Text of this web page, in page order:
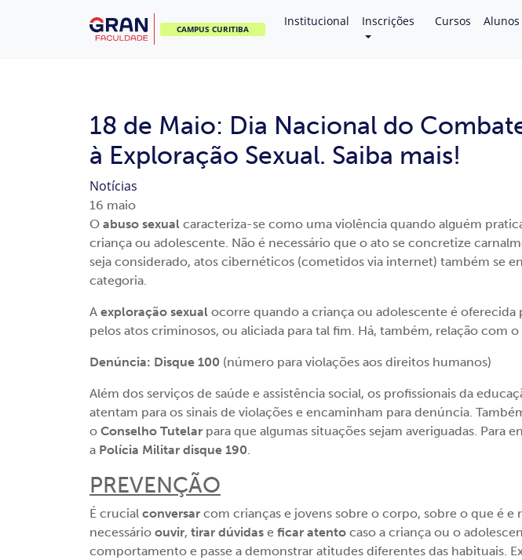
CAMPUS CURITIBA
Institucional Inscrições Cursos Alunos
18 de Maio: Dia Nacional do
à Exploração Sexual. Saiba mais!
Notícias
16 maio
O abuso sexual caracteriza-se como uma violência quando alguém
criança ou adolescente. Não é necessário que o ato se concretize
seja considerado, atos cibernéticos (cometidos via internet) também se
categoria.
A exploração sexual ocorre quando a criança ou adolescente é oferecida
pelos atos criminosos, ou aliciada para tal fim. Há, também, relação com
Denúncia: Disque 100 (número para violações aos direitos humanos)
Além dos serviços de saúde e assistência social, os profissionais da
atentam para os sinais de violações e encaminham para denúncia.
o Conselho Tutelar para que algumas situações sejam averiguadas. Para
a Polícia Militar disque 190.
PREVENÇÃO
É crucial conversar com crianças e jovens sobre o corpo, sobre o que é e
necessário ouvir, tirar dúvidas e ficar atento caso a criança ou o
comportamento e passe a demonstrar atitudes diferentes das habituais.